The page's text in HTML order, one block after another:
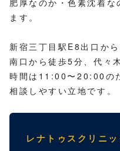
ます。
新宿三丁目駅E8出口か
南口から徒歩5分、代々
時間は11:00〜20:00の
相談しやすい立地です。
レナトゥスクリニ